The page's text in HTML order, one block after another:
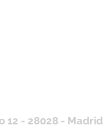
12 - 28028 - Madrid